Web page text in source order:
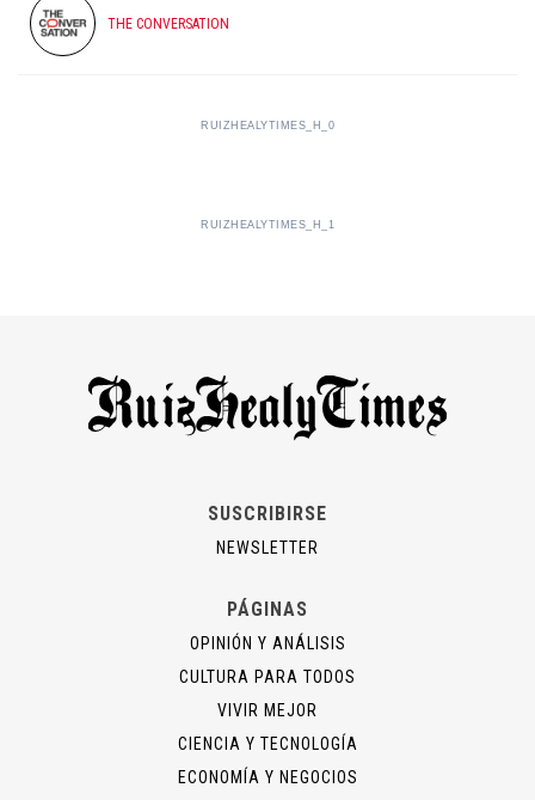
THE CONVERSATION
RUIZHEALYTIMES_H_0
RUIZHEALYTIMES_H_1
SUSCRIBIRSE
NEWSLETTER
PÁGINAS
OPINIÓN Y ANÁLISIS
CULTURA PARA TODOS
VIVIR MEJOR
CIENCIA Y TECNOLOGÍA
ECONOMÍA Y NEGOCIOS